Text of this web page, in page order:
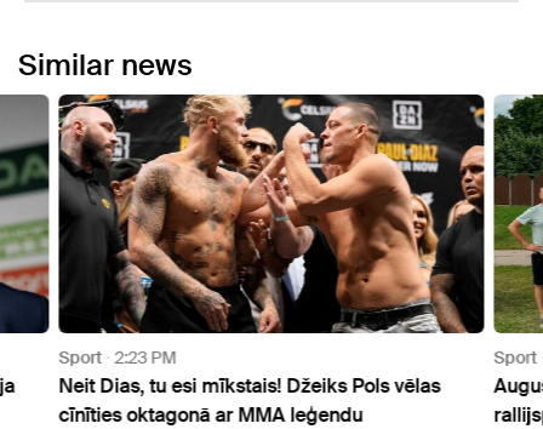
Similar news
Sport 9:39 PM
Augusta vidū tiks aizvadīts Cesvaines
rallijsprints
Video
2
Sport
"Ir
Dāvis